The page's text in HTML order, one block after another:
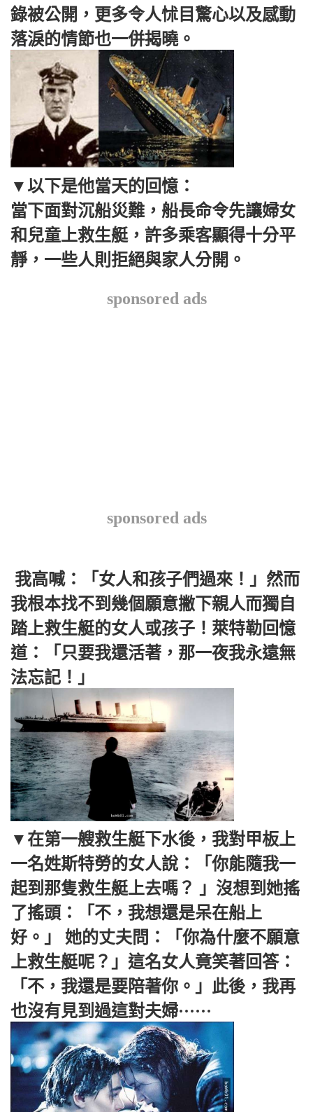
錄被公開，更多令人怵目驚心以及感動
落淚的情節也一併揭曉。
▼以下是他當天的回憶：
當下面對沉船災難，船長命令先讓婦女
和兒童上救生艇，許多乘客顯得十分平
靜，一些人則拒絕與家人分開。
sponsored ads
sponsored ads
我高喊：「女人和孩子們過來！」然而
我根本找不到幾個願意撇下親人而獨自
踏上救生艇的女人或孩子！萊特勒回憶
道：「只要我還活著，那一夜我永遠無
法忘記！」
▼在第一艘救生艇下水後，我對甲板上
一名姓斯特勞的女人說：「你能隨我一
起到那隻救生艇上去嗎？ 」沒想到她搖
了搖頭：「不，我想還是呆在船上
好。」 她的丈夫問：「你為什麼不願意
上救生艇呢？」這名女人竟笑著回答：
「不，我還是要陪著你。」此後，我再
也沒有見到過這對夫婦······